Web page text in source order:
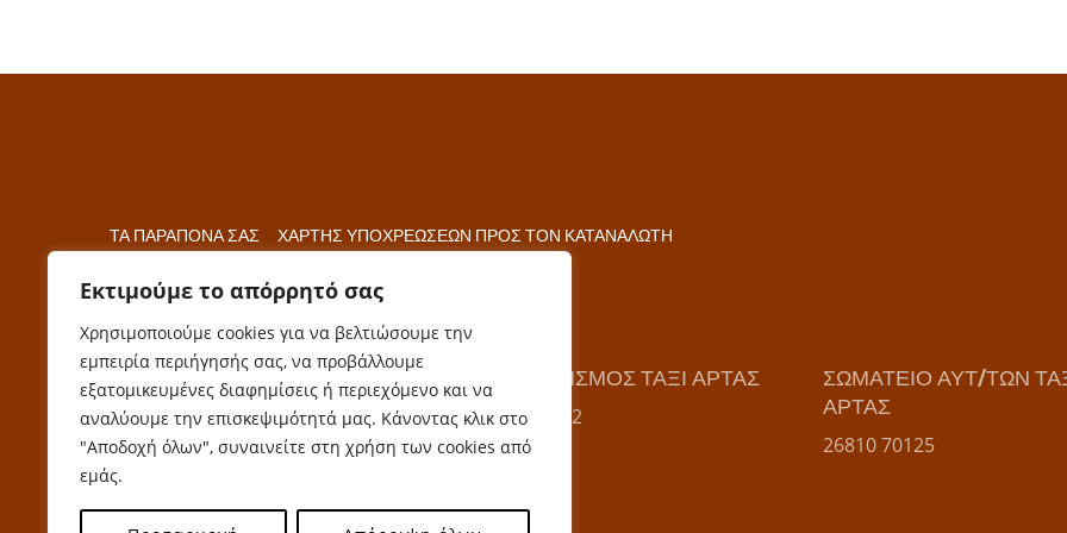
Εκτιμούμε το απόρρητό σας
Χρησιμοποιούμε cookies για να βελτιώσουμε την
εμπειρία περιήγησής σας, να προβάλλουμε
εξατομικευμένες διαφημίσεις ή περιεχόμενο και να
αναλύουμε την επισκεψιμότητά μας. Κάνοντας κλικ στο
"Αποδοχή όλων", συναινείτε στη χρήση των cookies από
εμάς.
ΤΑ ΠΑΡΑΠΟΝΑ ΣΑΣ ΧΑΡΤΗΣ ΥΠΟΧΡΕΩΣΕΩΝ ΠΡΟΣ ΤΟΝ ΚΑΤΑΝΑΛΩΤΗ
ΡΑΔΙΟΤΑΞΙ ΑΡΤΑΣ
2681078332 | 78333
ΣΥΝΕΤΑΙΡΙΣΜΟΣ ΤΑΞΙ ΑΡΤΑΣ
6934 889 462
ΣΩΜΑΤΕΙΟ ΑΥΤ/ΤΩΝ
ΑΡΤΑΣ
26810 70125